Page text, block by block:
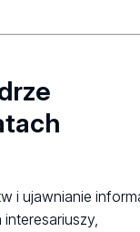
i ujawnianie